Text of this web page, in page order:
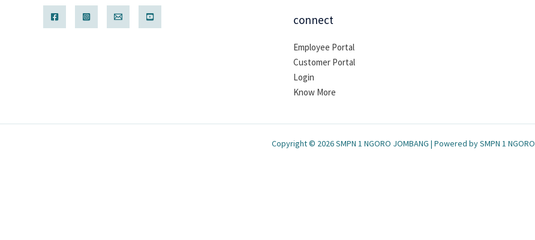
connect
Employee Portal
Customer Portal
Login
Know More
Copyright © 2026 SMPN 1 NGORO JOMBANG | Powered by SMPN 1 NGORO